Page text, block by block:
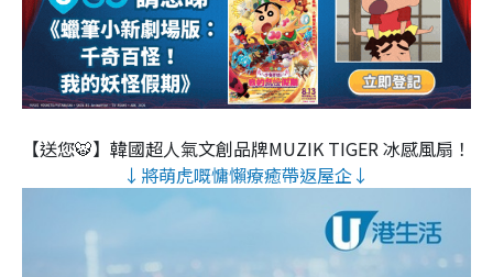
【送您🐯】韓國超人氣文創品牌MUZIK TIGER 冰感風扇！
↓將萌虎嘅慵懶療癒帶返屋企↓